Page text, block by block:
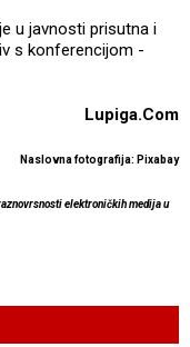
u javnosti prisutna i
s konferencijom -
Lupiga.Com
Naslovna fotografija: Pixabay
elektroničkih medija u